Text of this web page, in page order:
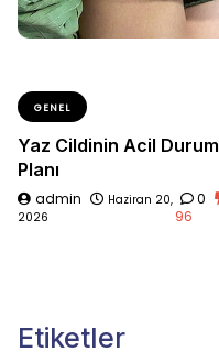
GENEL
Yaz Cildinin Acil Durum
Planı
admin
Haziran 20,
2026
0
96
Etiketler